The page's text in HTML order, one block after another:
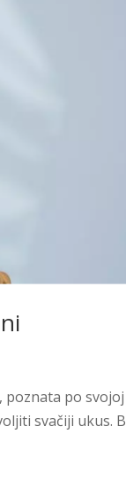
poznata po svojoj
svačiji ukus.